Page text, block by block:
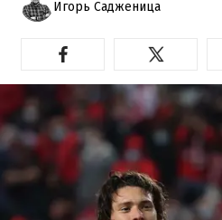
Игорь Садженица